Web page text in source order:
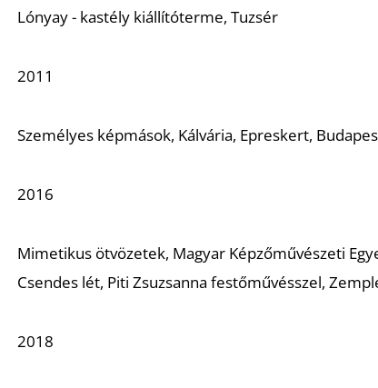
Lónyay - kastély kiállítóterme, Tuzsér
2011
Személyes képmások, Kálvária, Epreskert,
2016
Mimetikus ötvözetek, Magyar Képzőművészeti
Csendes lét, Piti Zsuzsanna festőművésszel,
2018